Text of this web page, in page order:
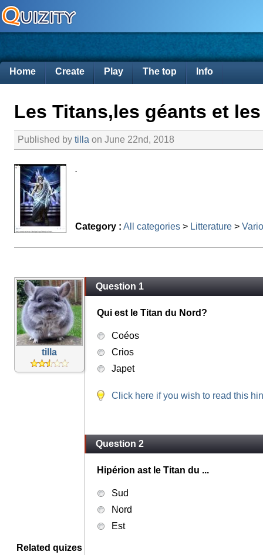
Home Create Play The top Info
Les Titans,les géants et
Published by tilla on June 22nd, 2018
.
Category : All categories > Litterature >
tilla
Related quizes
Question 1
Qui est le Titan du Nord?
Coéos
Crios
Japet
Click here if you wish to read this
Question 2
Hipérion ast le Titan du ...
Sud
Nord
Est